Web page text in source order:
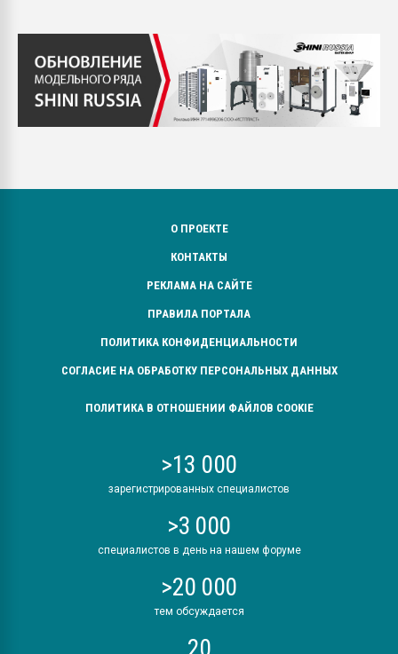
О ПРОЕКТЕ
КОНТАКТЫ
РЕКЛАМА НА САЙТЕ
ПРАВИЛА ПОРТАЛА
ПОЛИТИКА КОНФИДЕНЦИАЛЬНОСТИ
СОГЛАСИЕ НА ОБРАБОТКУ ПЕРСОНАЛЬНЫХ ДАННЫХ
ПОЛИТИКА В ОТНОШЕНИИ ФАЙЛОВ COOKIE
>13 000
зарегистрированных специалистов
>3 000
специалистов в день на нашем форуме
>20 000
тем обсуждается
20